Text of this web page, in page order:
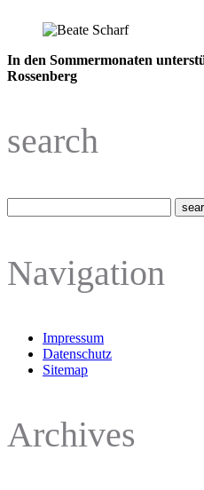
In den Sommermonaten
Rossenberg
search
Navigation
Impressum
Datenschutz
Sitemap
Archives